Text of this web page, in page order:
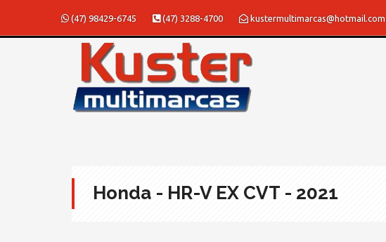
(47) 98429-6745 (47) 3288-4700 kustermultimarcas@hotmail.com
Honda - HR-V EX CVT - 2021